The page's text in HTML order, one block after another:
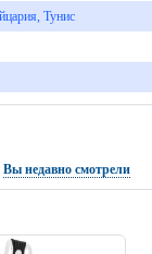
Тунис
Вы недавно смотрели